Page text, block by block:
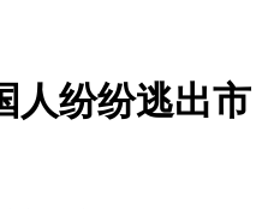
人纷纷逃出市